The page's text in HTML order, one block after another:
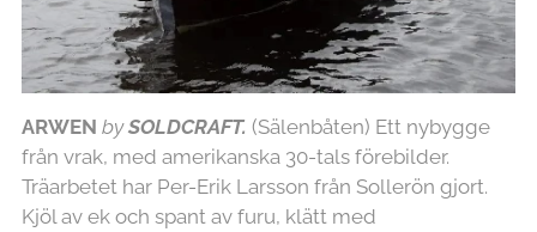
ARWEN bySOLDCRAFT. (Sälenbåten) Ett nybygge
från vrak, med amerikanska 30-tals förebilder.
Träarbetet har Per-Erik Larsson från Sollerön gjort.
Kjöl av ek och spant av furu, klätt med